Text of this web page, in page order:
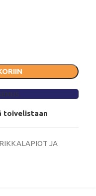
toivelistaan
RIKKALAPIOT JA